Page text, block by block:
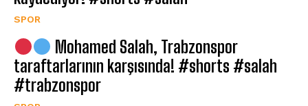
SPOR
Mohamed Salah, Trabzonspor
taraftarlarının karşısında! #shorts #salah
#trabzonspor